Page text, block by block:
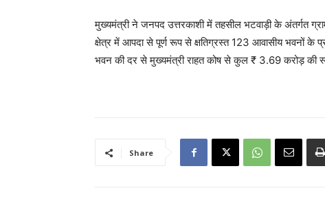
मुख्यमंत्री ने जनपद उत्तरकाशी में तहसील भटवाड़ी के अंतर्गत
क्षेत्र में आपदा से पूर्ण रूप से क्षतिग्रस्त 123 आवासीय भवनों के
भवन की दर से मुख्यमंत्री राहत कोष से कुल ₹ 3.69 करोड़ की
Share